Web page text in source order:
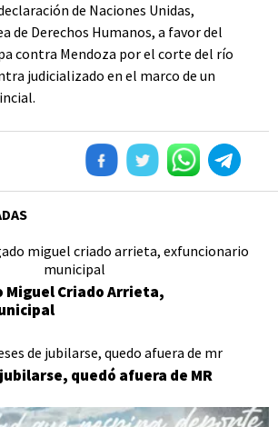
de Naciones Unidas,
de Derechos Humanos, a favor del
contra Mendoza por el corte del río
judicializado en el marco de un
Miguel Criado Arrieta,
quedó afuera de MR